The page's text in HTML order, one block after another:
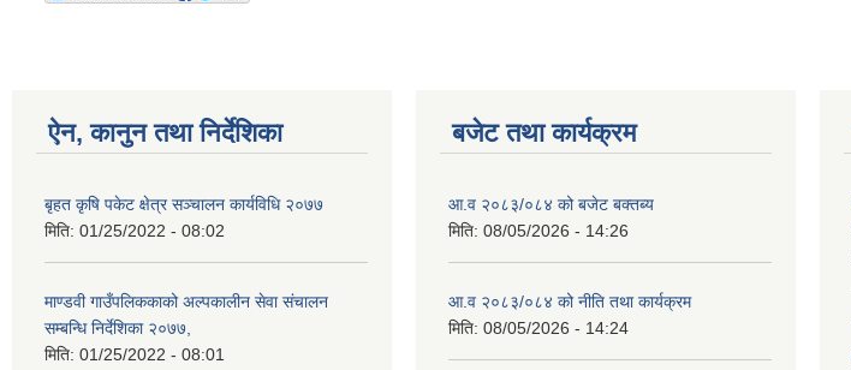
ऐन, कानुन तथा निर्देशिका
बृहत कृषि पकेट क्षेत्र सञ्चालन कार्यविधि २०७७
मिति: 01/25/2022 - 08:02
माण्डवी गाउँपलिककाको अल्पकालीन सेवा संचालन
सम्बन्धि निर्देशिका २०७७,
मिति: 01/25/2022 - 08:01
बजेट तथा कार्यक्रम
आ.व २०८३/०८४ को बजेट बक्तब्य
मिति: 08/05/2026 - 14:26
आ.व २०८३/०८४ को नीति तथा कार्यक्रम
मिति: 08/05/2026 - 14:24